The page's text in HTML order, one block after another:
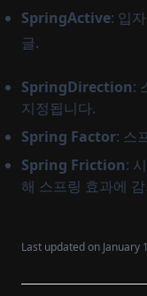
SpringActive: 입
글.
SpringDirection:
지정됩니다.
Spring Factor: 스
Spring Friction:
해 스프링 효과에
Last updated on January